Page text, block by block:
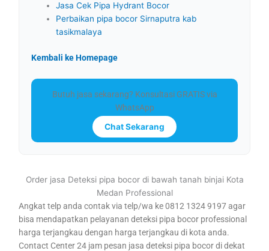
Jasa Cek Pipa Hydrant Bocor
Perbaikan pipa bocor Sirnaputra kab
tasikmalaya
Kembali ke Homepage
Butuh jasa sekarang? Konsultasi GRATIS via
WhatsApp
Chat Sekarang
Order jasa Deteksi pipa bocor di bawah tanah binjai Kota
Medan Professional
Angkat telp anda contak via telp/wa ke 0812 1324 9197 agar
bisa mendapatkan pelayanan deteksi pipa bocor professional
harga terjangkau dengan harga terjangkau di kota anda.
Contact Center 24 jam pesan jasa deteksi pipa bocor di dekat